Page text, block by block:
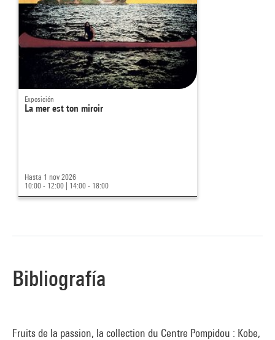
Exposición
La mer est ton miroir
Hasta 1 nov 2026
10:00 - 12:00
14:00 - 18:00
Bibliografía
Fruits de la passion, la collection du Centre Pompidou : Kobe,